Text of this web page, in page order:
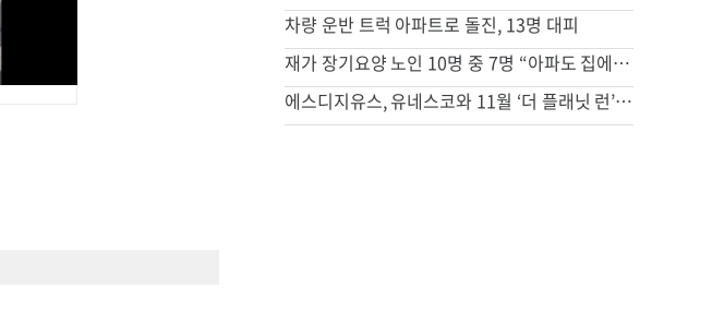
차량 운반 트럭 아파트로 돌진, 13명 대피
재가 장기요양 노인 10명 중 7명 “아파도 집에 계속 살겠다”
에스디지유스, 유네스코와 11월 ‘더 플래닛 런’ 마라톤 개최